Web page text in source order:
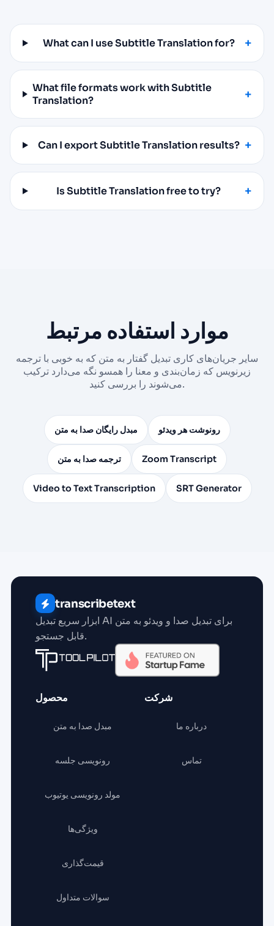
What can I use Subtitle Translation for?
What file formats work with Subtitle
Translation?
Can I export Subtitle Translation results?
Is Subtitle Translation free to try?
موارد استفاده مرتبط
سایر جریان‌های کاری تبدیل گفتار به متن که به خوبی با ترجمه
زیرنویس که زمان‌بندی و معنا را همسو نگه می‌دارد ترکیب
می‌شوند را بررسی کنید.
مبدل رایگان صدا به متن رونوشت هر ویدئو
ترجمه صدا به متن Zoom Transcript
Video to Text Transcription SRT Generator
transcribetext
ابزار سریع تبدیل AI برای تبدیل صدا و ویدئو به متن
قابل جستجو.
محصول
مبدل صدا به متن
رونویسی جلسه
مولد رونویسی یوتیوب
ویژگی‌ها
قیمت‌گذاری
سوالات متداول
شرکت
درباره ما
تماس